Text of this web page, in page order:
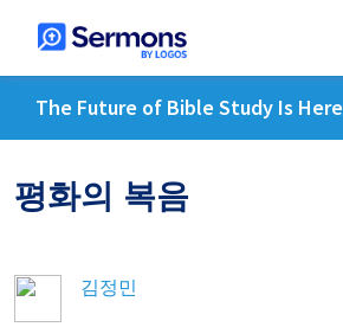
The Future of Bible Study Is Here
평화의 복음
김정민